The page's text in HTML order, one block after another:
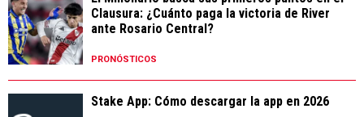
Clausura: ¿Cuánto paga la victoria de River
ante Rosario Central?
PRONÓSTICOS
Stake App: Cómo descargar la app en 2026